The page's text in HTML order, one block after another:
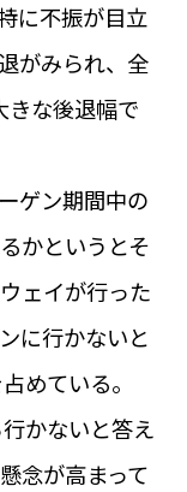
に不振が目立
がみられ、全
きな後退幅で
ゲン期間中の
かというとそ
ェイが行った
に行かないと
めている。
かないと答え
念が高まって